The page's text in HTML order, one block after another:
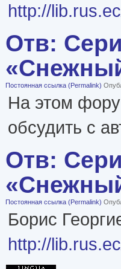
http://
Отв:
Постоянная ссылка (Permalink)
На этом
обсудить с
Отв:
Постоянная ссылка (Permalink)
Борис
http://